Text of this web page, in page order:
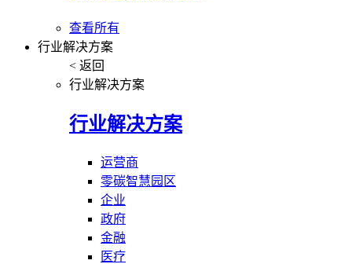
查看所有
行业解决方案
< 返回
行业解决方案
行业解决方案
运营商
零碳智慧园区
企业
政府
金融
医疗